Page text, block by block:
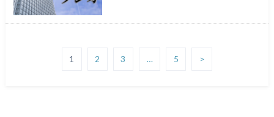
1 2 3 … 5 >